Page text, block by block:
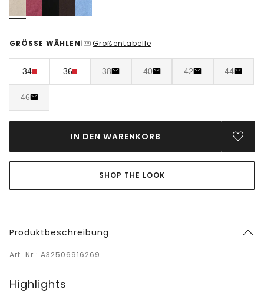
GRÖSSE WÄHLEN | Größentabelle
34 36 38 40 42 44
46
IN DEN WARENKORB
SHOP THE LOOK
Produktbeschreibung
Art. Nr.: A32506916269
Highlights